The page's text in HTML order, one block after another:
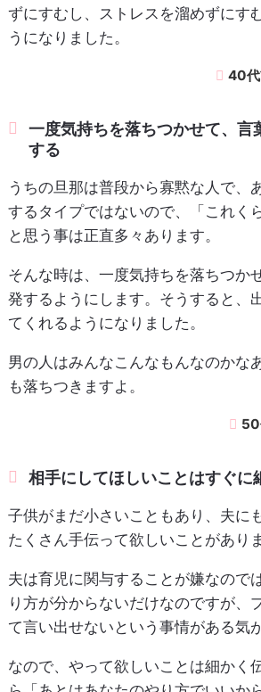
ずにすむし、ストレスを溜めずにす
うになりました。
40代
一度気持ちを落ちつかせて、言
する
うちの旦那は普段から寡黙な人で、
するタイプではないので、「これく
と思う事は正直多々あります。
そんな時は、一度気持ちを落ちつか
発するようにします。そうすると、
てくれるようになりました。
男の人はみんなこんなもんなのかな
も落ちつきますよ。
50
相手にしてほしいことはすぐに
子供がまだ小さいこともあり、夫に
たくさん手伝って欲しいことがありま
夫は育児に関与することが嫌なので
り方が分からないだけなのですが、
て言い出せないという事情がある気
なので、やって欲しいことは細かく